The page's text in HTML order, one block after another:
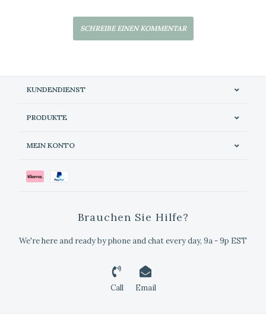
SCHREIBE EINEN KOMMENTAR
KUNDENDIENST
PRODUKTE
MEIN KONTO
Brauchen Sie Hilfe?
We're here and ready by phone and chat every day, 9a - 9p EST
Call Email